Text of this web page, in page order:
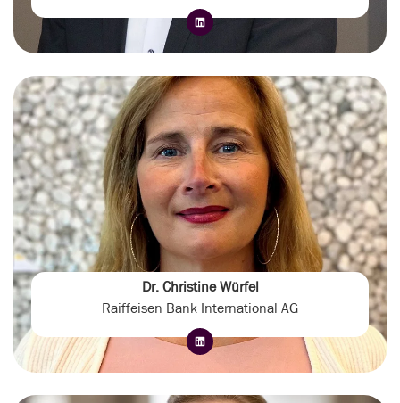
Dr. Christine Würfel
Raiffeisen Bank International AG